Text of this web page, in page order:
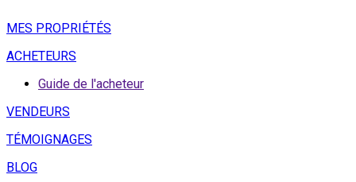
MES PROPRIÉTÉS
ACHETEURS
Guide de l'acheteur
VENDEURS
TÉMOIGNAGES
BLOG